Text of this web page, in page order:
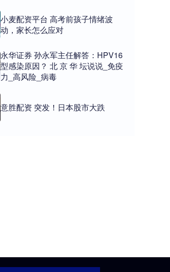
小麦配资平台 高考前孩子情绪波
动，家长怎么应对
永华证券 孙永军主任解答：HPV16
型感染原因？ 北 京 华 坛说说_免疫
力_高风险_病毒
意胜配资 突发！日本股市大跌